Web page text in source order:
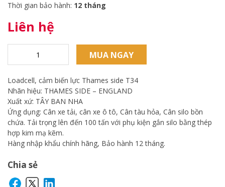
Thời gian bảo hành: 12 tháng
Liên hệ
MUA NGAY
Loadcell, cảm biến lực Thames side T34
Nhãn hiệu: THAMES SIDE – ENGLAND
Xuất xứ: TÂY BAN NHA
Ứng dụng: Cân xe tải, cân xe ô tô, Cân tàu hỏa, Cân silo bồn
chứa. Tải trọng lên đến 100 tấn với phụ kiện gắn silo bằng thép
hợp kim mạ kẽm.
Hàng nhập khẩu chính hãng, Bảo hành 12 tháng.
Chia sẻ